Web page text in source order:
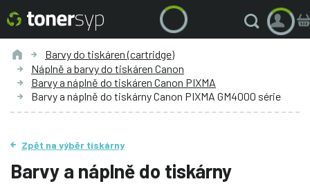
Barvy do tiskáren (cartridge)
Náplně a barvy do tiskáren Canon
Barvy a náplně do tiskáren Canon PIXMA
Barvy a náplně do tiskárny Canon PIXMA GM4000 série
Zpět na výběr tiskárny
Barvy a náplně do tiskárny